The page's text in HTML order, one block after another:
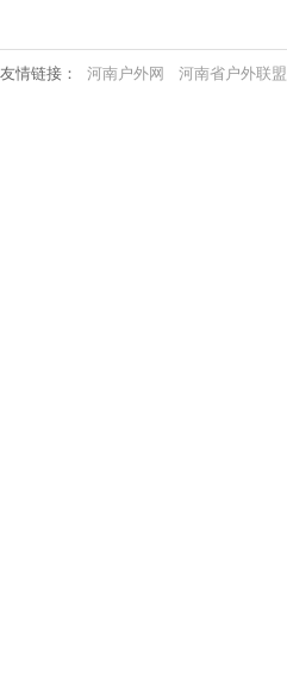
友情链接： 河南户外网 河南省户外联盟